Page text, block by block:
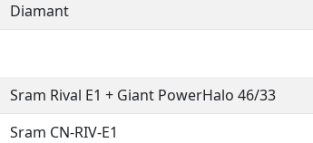
Diamant
Sram Rival E1 + Giant PowerHalo 46/33
Sram CN-RIV-E1